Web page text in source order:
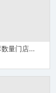
店铺产品出入库数量门店库存管理系统报表Excel模板